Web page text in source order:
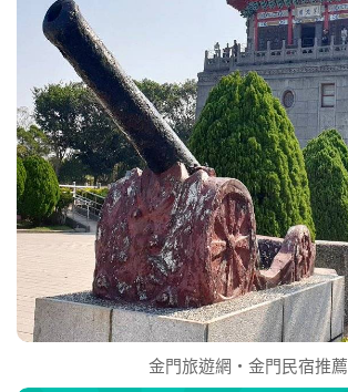
金門旅遊網‧金門民宿推薦